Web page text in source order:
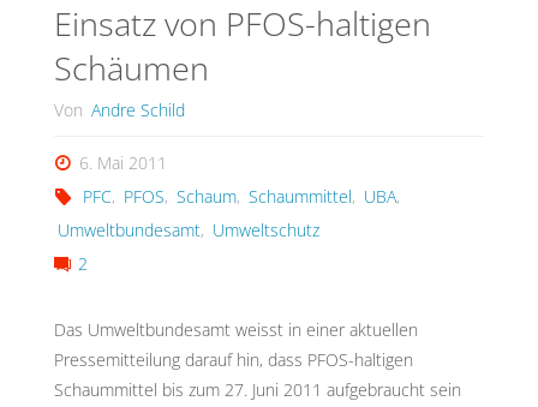
Einsatz von PFOS-haltigen
Schäumen
Von Andre Schild
6. Mai 2011
PFC, PFOS, Schaum, Schaummittel, UBA,
Umweltbundesamt, Umweltschutz
2
Das Umweltbundesamt weisst in einer aktuellen
Pressemitteilung darauf hin, dass PFOS-haltigen
Schaummittel bis zum 27. Juni 2011 aufgebraucht sein